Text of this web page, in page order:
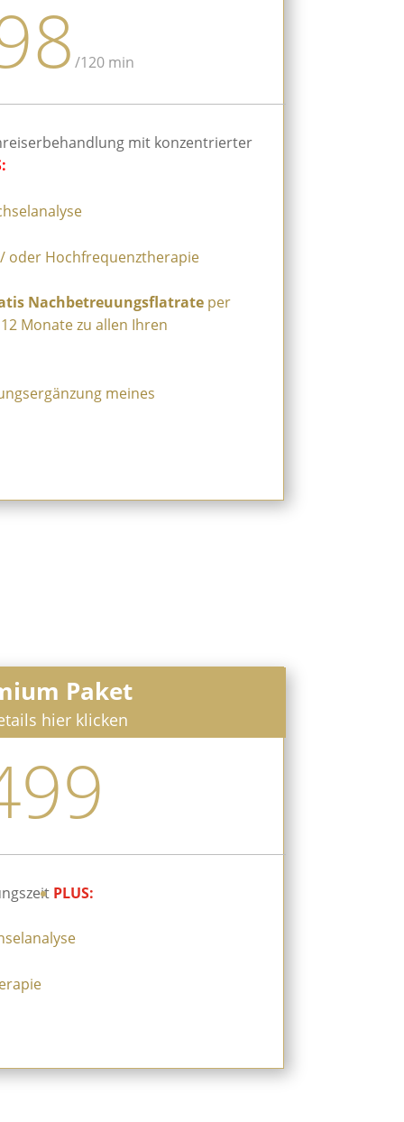
/120 min
mit konzentrierter
oder Hochfrequenztherapie
Nachbetreuungsflatrate per
Monate zu allen Ihren
meines
Paket
hier klicken
PLUS: